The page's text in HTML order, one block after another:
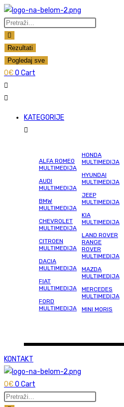
Skip
to
content
Search
Rezultati
Pogledaj sve
0€0 Cart
KATEGORIJE
ALFA ROMEO
MULTIMEDIJA
AUDI
MULTIMEDIJA
BMW
MULTIMEDIJA
CHEVROLET
MULTIMEDIJA
CITROEN
MULTIMEDIJA
DACIA
MULTIMEDIJA
FIAT
MULTIMEDIJA
FORD
MULTIMEDIJA
HONDA
MULTIMEDIJA
HYUNDAI
MULTIMEDIJA
JEEP
MULTIMEDIJA
KIA
MULTIMEDIJA
LAND ROVER
RANGE
ROVER
MULTIMEDIJA
MAZDA
MULTIMEDIJA
MERCEDES
MULTIMEDIJA
MINI MORIS
KONTAKT
0€0 Cart
Search